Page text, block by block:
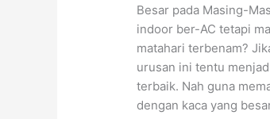
Besar pada Masing-
indoor ber-AC tetapi
matahari terbenam?
urusan ini tentu
terbaik. Nah guna
dengan kaca yang